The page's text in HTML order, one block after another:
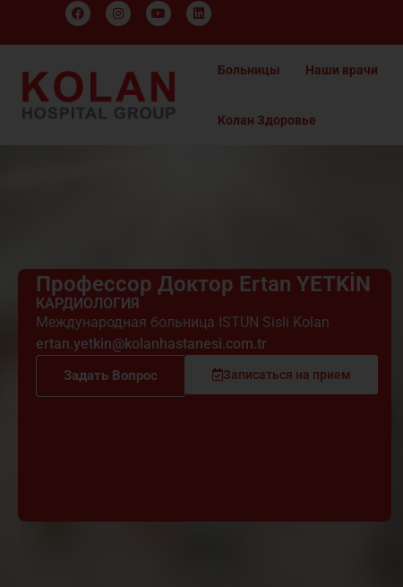
Больницы Наши врачи
Колан Здоровье
Профессор Доктор Ertan YETKİN
КАРДИОЛОГИЯ
Международная больница ISTUN Sisli Kolan
ertan.yetkin@kolanhastanesi.com.tr
Задать Вопрос Записаться на прием